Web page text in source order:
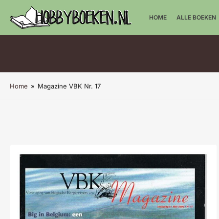
HOME ALLE BOEKEN
Home » Magazine VBK Nr. 17